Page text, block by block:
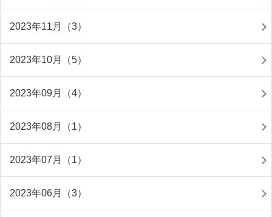
2023年11月（3）
2023年10月（5）
2023年09月（4）
2023年08月（1）
2023年07月（1）
2023年06月（3）